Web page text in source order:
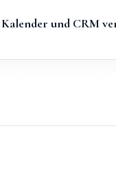
und CRM